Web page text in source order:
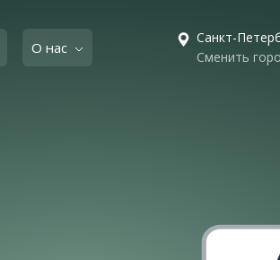
О нас
Санкт-
Сменить